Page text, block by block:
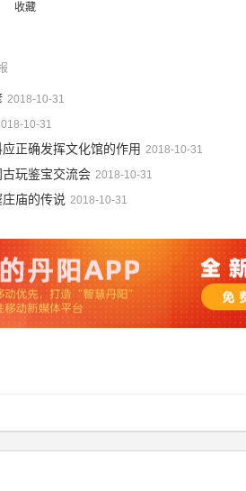
收藏
2018-10-31
10-31
正确发挥文化馆的作用 2018-10-31
玩鉴宝交流会 2018-10-31
庙的传说 2018-10-31